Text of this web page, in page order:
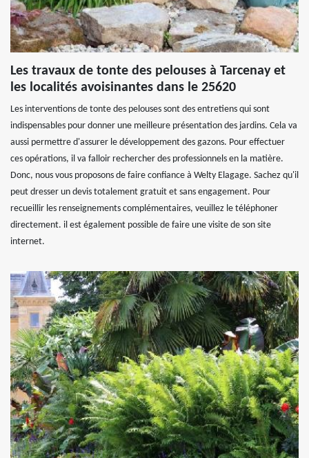
Les travaux de tonte des pelouses à Tarcenay et
les localités avoisinantes dans le 25620
Les interventions de tonte des pelouses sont des entretiens qui sont
indispensables pour donner une meilleure présentation des jardins. Cela va
aussi permettre d'assurer le développement des gazons. Pour effectuer
ces opérations, il va falloir rechercher des professionnels en la matière.
Donc, nous vous proposons de faire confiance à Welty Elagage. Sachez qu'il
peut dresser un devis totalement gratuit et sans engagement. Pour
recueillir les renseignements complémentaires, veuillez le téléphoner
directement. il est également possible de faire une visite de son site
internet.